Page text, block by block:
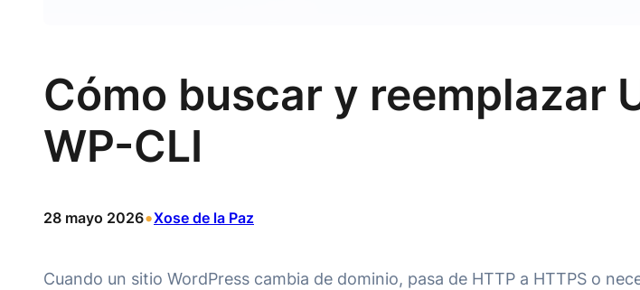
Cómo buscar y reemplazar
WP-CLI
28 mayo 2026•Xose de la Paz
Cuando un sitio WordPress cambia de dominio, pasa de HTTP a HTTPS o